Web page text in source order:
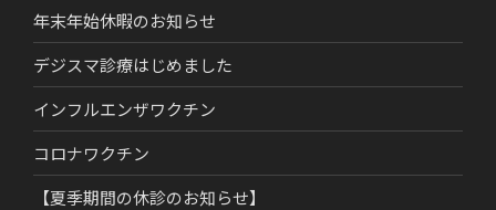
ン
年末年始休暇のお知らせ
デジスマ診療はじめました
インフルエンザワクチン
コロナワクチン
【夏季期間の休診のお知らせ】